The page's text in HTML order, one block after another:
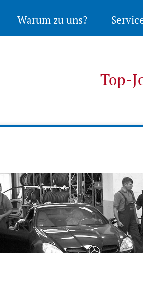
Warum zu uns?
Top-